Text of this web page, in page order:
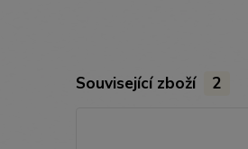
Související zboží 2